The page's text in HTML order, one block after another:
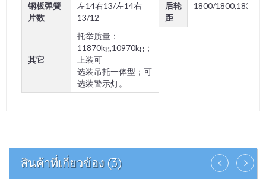
钢板弹簧
片数
左14右13/左14右
13/12
后轮
距
1800/1800,1830/
其它
托举质量：
11870kg,10970kg；
上装可
选装吊托一体型；可
选装警示灯。
สินค้าที่เกี่ยวข้อง (3)